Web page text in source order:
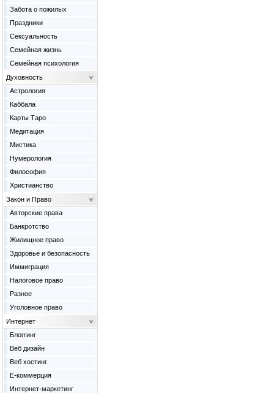
Забота о пожилых
Праздники
Сексуальность
Семейная жизнь
Семейная психология
Духовность
Астрология
Каббала
Карты Таро
Медитация
Мистика
Нумерология
Философия
Христианство
Закон и Право
Авторские права
Банкротство
Жилищное право
Здоровье и безопасность
Иммиграция
Налоговое право
Разное
Уголовное право
Интернет
Блоггинг
Веб дизайн
Веб хостинг
Е-коммерция
Интернет-маркетинг